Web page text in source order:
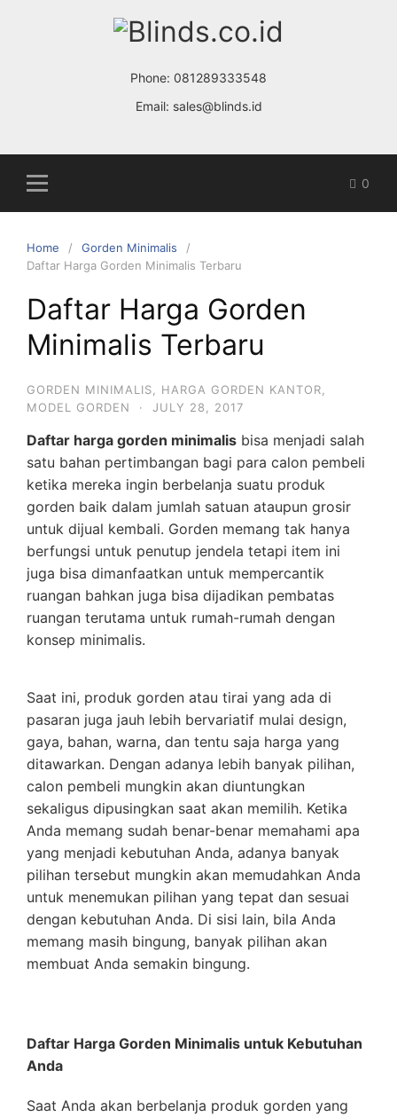
t
Phone: 081289333548
Email: sales@blinds.id
0
Home
Gorden Minimalis
Daftar Harga Gorden Minimalis Terbaru
Daftar Harga Gorden
Minimalis Terbaru
GORDEN MINIMALIS HARGA GORDEN KANTOR
MODEL GORDEN
· JULY 28, 2017
Daftar harga gorden minimalis bisa menjadi salah
satu bahan pertimbangan bagi para calon pembeli
ketika mereka ingin berbelanja suatu produk
gorden baik dalam jumlah satuan ataupun grosir
untuk dijual kembali. Gorden memang tak hanya
berfungsi untuk penutup jendela tetapi item ini
juga bisa dimanfaatkan untuk mempercantik
ruangan bahkan juga bisa dijadikan pembatas
ruangan terutama untuk rumah-rumah dengan
konsep minimalis.
Saat ini, produk gorden atau tirai yang ada di
pasaran juga jauh lebih bervariatif mulai design,
gaya, bahan, warna, dan tentu saja harga yang
ditawarkan. Dengan adanya lebih banyak pilihan,
calon pembeli mungkin akan diuntungkan
sekaligus dipusingkan saat akan memilih. Ketika
Anda memang sudah benar-benar memahami apa
yang menjadi kebutuhan Anda, adanya banyak
pilihan tersebut mungkin akan memudahkan Anda
untuk menemukan pilihan yang tepat dan sesuai
dengan kebutuhan Anda. Di sisi lain, bila Anda
memang masih bingung, banyak pilihan akan
membuat Anda semakin bingung.
Daftar Harga Gorden Minimalis untuk Kebutuhan
Anda
Saat Anda akan berbelanja produk gorden yang